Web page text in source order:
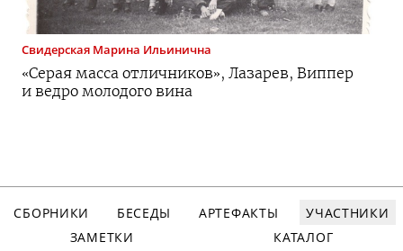
Свидерская Марина Ильинична
«Серая масса отличников», Лазарев, Виппер
и ведро молодого вина
СБОРНИКИ БЕСЕДЫ АРТЕФАКТЫ
УЧАСТНИКИ
ЗАМЕТКИ
КАТАЛОГ